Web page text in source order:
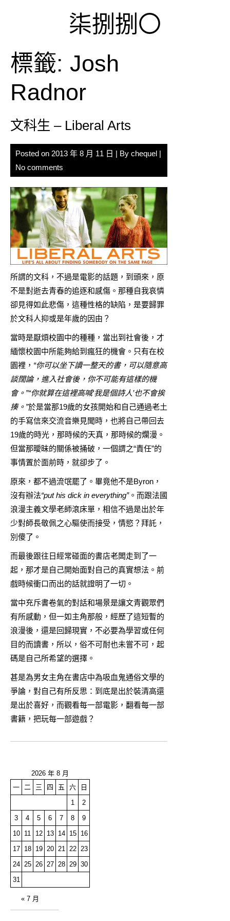
柒捌捌〇
標籤: Josh
Radnor
文科生 – Liberal Arts
Posted on 2013 年 8 月 11 日 | By chequel |
No comments
所謂的文科，不過是電影的話題，到頭來，原
不是對逝去青春的追逐和感傷。那種自我哀憐
卻見得如此悲傷，這種性格的缺陷，是要歸罪
於文科人抑或是年歲的因由？
當時是厭煩校園中的種種，當出到社會後，才
緬懷校園中所能夠給到瘋狂的機會。只有在校
園裡， “你可以坐下讀一整天的書，可以隨意高
談闊論，進入社會後，你不可能有這樣的機
會。”“你就算在這裡高喊‘我是個詩人’也不會挨
揍。”於是當那19歲的女孩開始和自己通過老土
的手寫信來交流音樂見聞時，也將自己帶回去
19歲的時光，那時候的天真，那時候的爛漫。
但當那曖昧的關係被捅破，一個謂之“責任”的
事情置於面前時，就卻步了。
原來，都不過流氓罷了。畢竟他不是Byron，
沒有辦法“put his dick in everything”。而跟法國
浪漫主義文學老師滾床單，相信不過是出於年
少對師長敬佩之心驅使而接受，情慾？拜託，
別傻了。
而最後跟往日經常碰面的書店老闆走到了一
起，那才是自己開始面對自己的真實想法。前
戲時候衝口而出的話就證明了一切。
當中充斥書卷氣的對話和場景是讓文青觀眾們
有所感動，但一如主角那般，經歷了這短暫的
浪漫後，還是回歸現實，不必要為學習或任何
目的而讀書，所以，俗不可耐也未嘗不可，起
碼是自己所希望的選擇。
甚是為男女主角在書店中為吸血鬼通俗文學的
爭論，對自己有所反思：到底是出於裝清高還
是出於喜好，而觀看每一部電影，翻看每一部
書籍，把玩每一部遊戲？
2026 年 8 月
一
二 三 四 五 六
日
1
2
3
4 5 6 7 8
9
10
11 12 13 14 15
16
17
18 19 20 21 22
23
24
25 26 27 28 29 30
31
« 7 月